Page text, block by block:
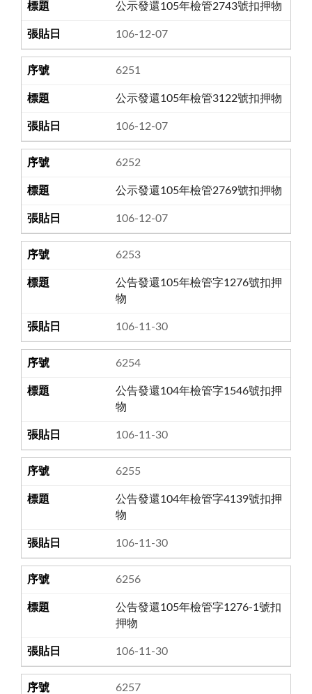
公示發還105年檢管2743號扣押物
106-12-07
6251
公示發還105年檢管3122號扣押物
106-12-07
6252
公示發還105年檢管2769號扣押物
106-12-07
6253
公告發還105年檢管字1276號扣押
物
106-11-30
6254
公告發還104年檢管字1546號扣押
物
106-11-30
6255
公告發還104年檢管字4139號扣押
物
106-11-30
6256
公告發還105年檢管字1276-1號扣
押物
106-11-30
6257